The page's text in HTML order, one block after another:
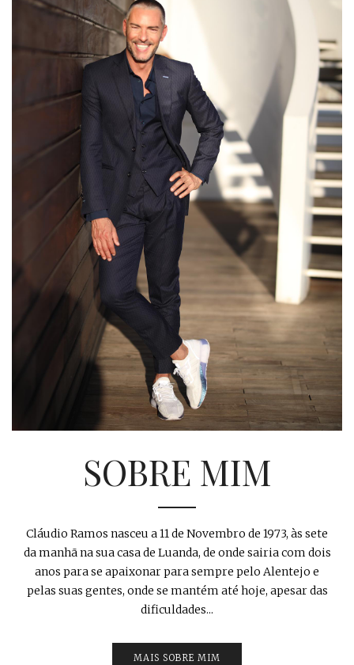
SOBRE MIM
Cláudio Ramos nasceu a 11 de Novembro de 1973, às sete
da manhã na sua casa de Luanda, de onde sairia com dois
anos para se apaixonar para sempre pelo Alentejo e
pelas suas gentes, onde se mantém até hoje, apesar das
dificuldades...
MAIS SOBRE MIM